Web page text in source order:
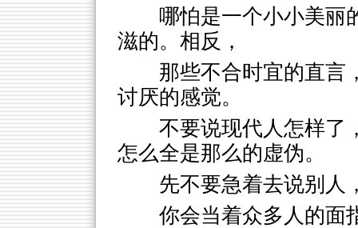
哪怕是一个小小美丽
滋的。相反，
那些不合时宜的直言
讨厌的感觉。
不要说现代人怎样了
怎么全是那么的虚伪。
先不要急着去说别人
你会当着众多人的面